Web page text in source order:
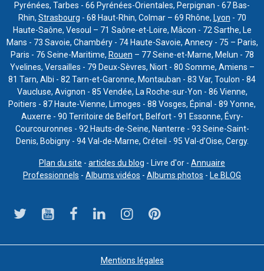
Pyrénées, Tarbes - 66 Pyrénées-Orientales, Perpignan - 67 Bas-
Rhin, Strasbourg - 68 Haut-Rhin, Colmar – 69 Rhône, Lyon - 70
Haute-Saône, Vesoul – 71 Saône-et-Loire, Mâcon - 72 Sarthe, Le
Mans - 73 Savoie, Chambéry - 74 Haute-Savoie, Annecy - 75 – Paris,
Paris - 76 Seine-Maritime, Rouen – 77 Seine-et-Marne, Melun - 78
Yvelines, Versailles - 79 Deux-Sèvres, Niort - 80 Somme, Amiens –
81 Tarn, Albi - 82 Tarn-et-Garonne, Montauban - 83 Var, Toulon - 84
Vaucluse, Avignon - 85 Vendée, La Roche-sur-Yon - 86 Vienne,
Poitiers - 87 Haute-Vienne, Limoges - 88 Vosges, Épinal - 89 Yonne,
Auxerre - 90 Territoire de Belfort, Belfort - 91 Essonne, Évry-
Courcouronnes - 92 Hauts-de-Seine, Nanterre - 93 Seine-Saint-
Denis, Bobigny - 94 Val-de-Marne, Créteil - 95 Val-d’Oise, Cergy.
Plan du site - articles du blog - Livre d'or - Annuaire
Professionnels - Albums vidéos - Albums photos - Le BLOG
Mentions légales